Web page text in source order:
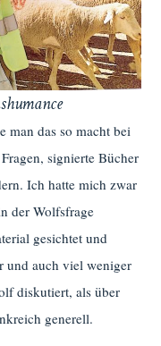
man das so macht bei
signierte Bücher
Ich hatte mich zwar
der Wolfsfrage
gesichtet und
und auch viel weniger
diskutiert, als über
generell.